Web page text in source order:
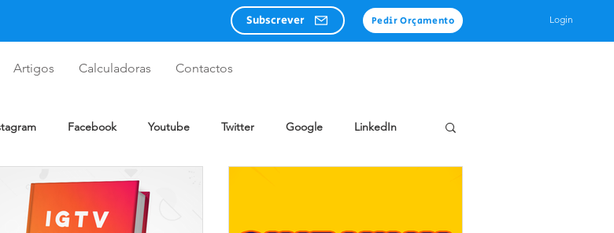
Login
Subscrever Pedir Orçamento
Artigos Calculadoras Contactos
Facebook Youtube Twitter Google LinkedIn